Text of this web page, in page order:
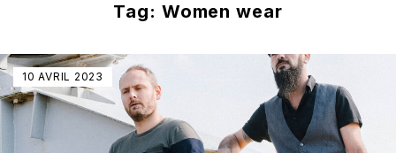
Tag: Women wear
10 AVRIL 2023